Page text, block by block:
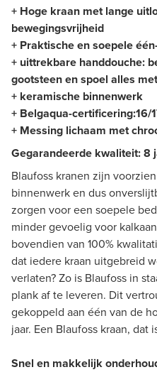
+ Hoge kraan met lange
bewegingsvrijheid
+ Praktische en soepele
+ uittrekbare handdouche:
gootsteen en spoel alles
+ keramische binnenwerk
+ Belgaqua-certificering:16/
+ Messing lichaam met
Gegarandeerde kwaliteit: 8
Blaufoss kranen zijn
binnenwerk en dus
zorgen voor een soepele
minder gevoelig voor
bovendien van 100%
dat iedere kraan uitgebreid
verlaten? Zo is Blaufoss in
plank af te leveren. Dit
gekoppeld aan één van de
jaar. Een Blaufoss kraan, dat
Snel en makkelijk